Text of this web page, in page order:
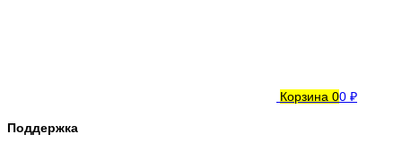
Корзина 00 ₽
Поддержка